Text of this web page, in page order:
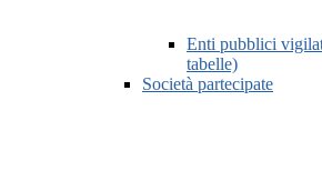
Enti pubblici
tabelle)
Società partecipate